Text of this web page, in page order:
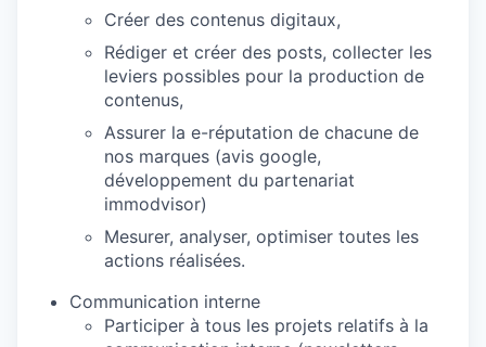
Créer des contenus digitaux,
Rédiger et créer des posts, collecter les
leviers possibles pour la production de
contenus,
Assurer la e-réputation de chacune de
nos marques (avis google,
développement du partenariat
immodvisor)
Mesurer, analyser, optimiser toutes les
actions réalisées.
Communication interne
Participer à tous les projets relatifs à la